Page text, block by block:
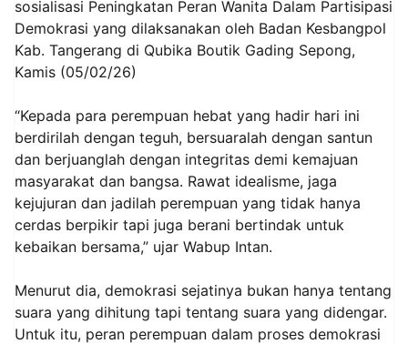
sosialisasi Peningkatan Peran Wanita Dalam Partisipasi
Demokrasi yang dilaksanakan oleh Badan Kesbangpol
Kab. Tangerang di Qubika Boutik Gading Sepong,
Kamis (05/02/26)
“Kepada para perempuan hebat yang hadir hari ini
berdirilah dengan teguh, bersuaralah dengan santun
dan berjuanglah dengan integritas demi kemajuan
masyarakat dan bangsa. Rawat idealisme, jaga
kejujuran dan jadilah perempuan yang tidak hanya
cerdas berpikir tapi juga berani bertindak untuk
kebaikan bersama,” ujar Wabup Intan.
Menurut dia, demokrasi sejatinya bukan hanya tentang
suara yang dihitung tapi tentang suara yang didengar.
Untuk itu, peran perempuan dalam proses demokrasi